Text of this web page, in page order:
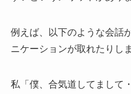
例えば、以下のような会話
ニケーションが取れたりしま
私「僕、合気道してまして